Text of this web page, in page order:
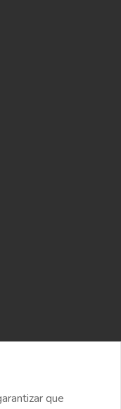
que